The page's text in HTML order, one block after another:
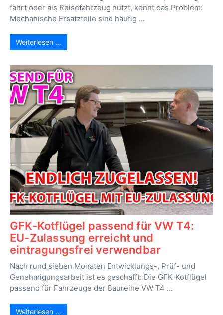
fährt oder als Reisefahrzeug nutzt, kennt das Problem:
Mechanische Ersatzteile sind häufig ...
Weiterlesen …
GFK-Kotflügel passend für VW T4:
EU-Zulassung erreicht und
eintragungsfrei verwendbar
Nach rund sieben Monaten Entwicklungs-, Prüf- und
Genehmigungsarbeit ist es geschafft: Die GFK-Kotflügel
passend für Fahrzeuge der Baureihe VW T4 ...
Weiterlesen …